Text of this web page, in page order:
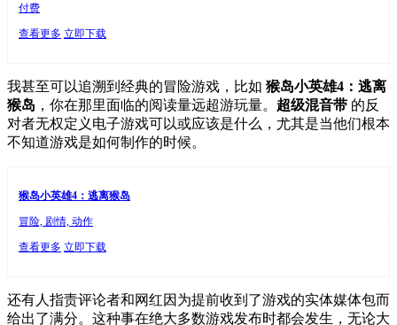
付费
查看更多 立即下载
我甚至可以追溯到经典的冒险游戏，比如 猴岛小英雄4：逃离
猴岛 ，你在那里面临的阅读量远超游玩量。 超级混音带 的反
对者无权定义电子游戏可以或应该是什么，尤其是当他们根本
不知道游戏是如何制作的时候。
猴岛小英雄4：逃离猴岛
冒险, 剧情, 动作
查看更多 立即下载
还有人指责评论者和网红因为提前收到了游戏的实体媒体包而
给出了满分。这种事在绝大多数游戏发布时都会发生，无论大